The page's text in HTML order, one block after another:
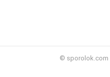
© sporolok.com